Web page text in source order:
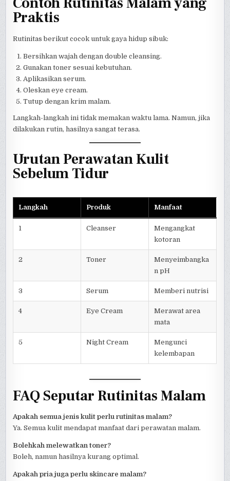
Praktis
Rutinitas berikut cocok untuk gaya hidup sibuk:
Bersihkan wajah dengan double cleansing.
Gunakan toner sesuai kebutuhan.
Aplikasikan serum.
Oleskan eye cream.
Tutup dengan krim malam.
Langkah-langkah ini tidak memakan waktu lama. Namun, jika
dilakukan rutin, hasilnya sangat terasa.
Urutan Perawatan Kulit
Sebelum Tidur
Langkah Produk Manfaat
1 Cleanser
Mengangkat
kotoran
2 Toner
Menyeimbangka
n pH
3 Serum Memberi nutrisi
4 Eye Cream
Merawat area
mata
5 Night Cream
Mengunci
kelembapan
FAQ Seputar Rutinitas Malam
Apakah semua jenis kulit perlu rutinitas malam?
Ya. Semua kulit mendapat manfaat dari perawatan malam.
Bolehkah melewatkan toner?
Boleh, namun hasilnya kurang optimal.
Apakah pria juga perlu skincare malam?